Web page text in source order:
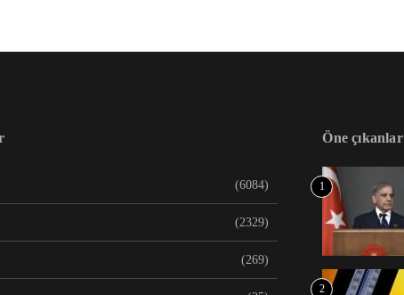
(6084)
(2329)
(269)
Öne çıkanlar
1
2